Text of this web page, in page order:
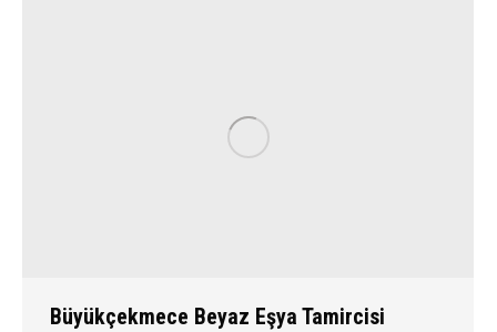
Büyükçekmece Beyaz Eşya Tamircisi